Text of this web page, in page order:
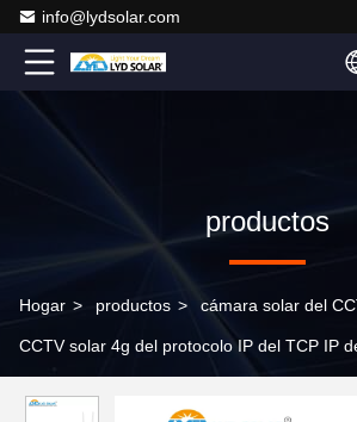
info@lydsolar.com
productos
Hogar > productos > cámara solar del
CCTV solar 4g del protocolo IP del TCP IP